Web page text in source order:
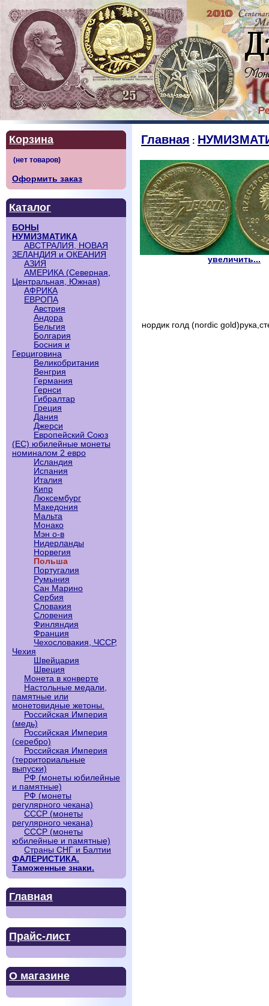
Корзина
Оформить заказ
Каталог
БОНЫ
НУМИЗМАТИКА
АВСТРАЛИЯ, НОВАЯ
ЗЕЛАНДИЯ и ОКЕАНИЯ
АЗИЯ
АМЕРИКА (Северная,
Центральная, Южная)
АФРИКА
ЕВРОПА
Австрия
Андора
Бельгия
Болгария
Босния и
Герциговина
Великобритания
Венгрия
Германия
Гернси
Гибралтар
Греция
Дания
Джерси
Европейский Союз
(ЕС) юбилейные монеты
номиналом 2 евро
Исландия
Испания
Италия
Кипр
Люксембург
Македония
Мальта
Монако
Мэн о-в
Нидерланды
Норвегия
Польша
Португалия
Румыния
Сан Марино
Сербия
Словакия
Словения
Финляндия
Франция
Чехословакия, ЧССР,
Чехия
Швейцария
Швеция
Монета в конверте
Настольные медали,
памятные или
монетовидные жетоны.
Российская Империя
(медь)
Российская Империя
(серебро)
Российская Империя
(территориальные
выпуски)
РФ (монеты юбилейные
и памятные)
РФ (монеты
регулярного чекана)
СССР (монеты
регулярного чекана)
СССР (монеты
юбилейные и памятные)
Страны СНГ и Балтии
ФАЛЕРИСТИКА.
Таможенные знаки.
Главная
Прайс-лист
О магазине
Главная :
увеличить...
нордик голд (nordic